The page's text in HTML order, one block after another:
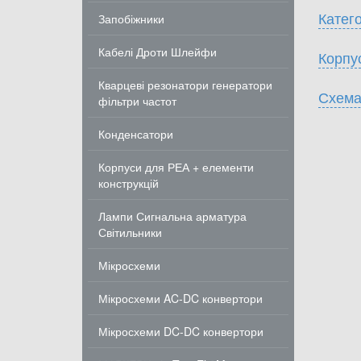
Запобіжники
Кабелі Дроти Шлейфи
Кварцеві резонатори генератори
фільтри частот
Конденсатори
Корпуси для РЕА + елементи
конструкцій
Лампи Сигнальна арматура
Світильники
Мікросхеми
Мікросхеми AC-DC конвертори
Мікросхеми DC-DC конвертори